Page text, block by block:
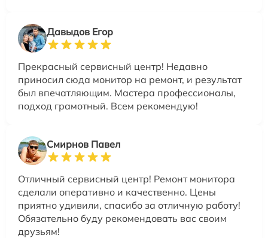
Давыдов Егор
Прекрасный сервисный центр! Недавно
приносил сюда монитор на ремонт, и результат
был впечатляющим. Мастера профессионалы,
подход грамотный. Всем рекомендую!
Смирнов Павел
Отличный сервисный центр! Ремонт монитора
сделали оперативно и качественно. Цены
приятно удивили, спасибо за отличную работу!
Обязательно буду рекомендовать вас своим
друзьям!